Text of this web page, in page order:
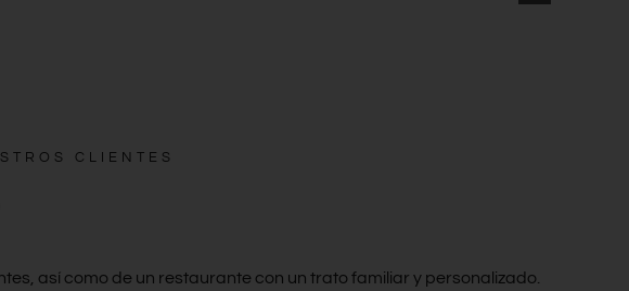
CLIENTES
así como de un restaurante con un trato familiar y personalizado.